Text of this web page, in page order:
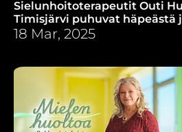
Sielunhoitoterapeutit Outi
Timisjärvi puhuvat häpeästä
kasvaa kohti tervettä
18 Mar, 2025